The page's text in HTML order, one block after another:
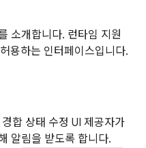
소개합니다. 런타임 지원
용하는 인터페이스입니다.
경합 상태 수정 UI 제공자가
알림을 받도록 합니다.